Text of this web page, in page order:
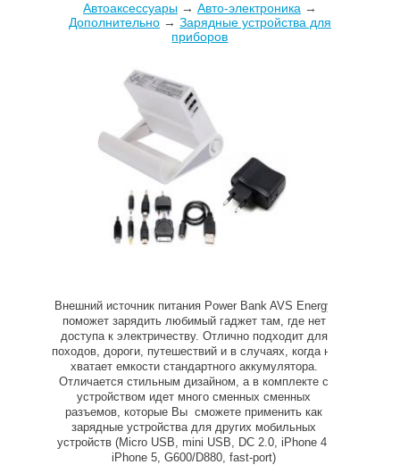
Автоаксессуары→ Авто-электроника →
Дополнительно→ Зарядные устройства для
приборов
Внешний источник питания Power Bank AVS Energy
поможет зарядить любимый гаджет там, где нет
доступа к электричеству. Отлично подходит для
походов, дороги, путешествий и в случаях, когда не
хватает емкости стандартного аккумулятора.
Отличается стильным дизайном, а в комплекте с
устройством идет много сменных сменных
разъемов, которые Вы сможете применить как
зарядные устройства для других мобильных
устройств (Micro USB, mini USB, DC 2.0, iPhone 4,
iPhone 5, G600/D880, fast-port)